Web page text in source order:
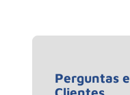
Perguntas